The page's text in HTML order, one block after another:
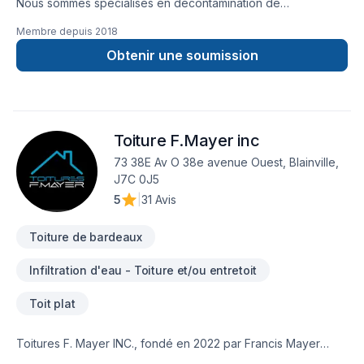
Nous sommes spécialisés en décontamination de
l'isolation. Nous couvrons principalement la Montérégie,
Estrie, Centre du Québec, Grand Montréal, Rive-Nord et
Lanaudière mais aussi, sur demande, dans d'autres régions
agents immobiliers. Nous nous déplaçons gratuitement pour
évaluer sur place vos projets de travaux. N'hésitez pas à
communiquer avec nous pour le meilleur service possible!
Membre depuis 2018
Obtenir une soumission
Toiture F.Mayer inc
73 38E Av O 38e avenue Ouest, Blainville,
J7C 0J5
5
31 Avis
Toiture de bardeaux
Infiltration d'eau - Toiture et/ou entretoit
Toit plat
Toitures F. Mayer INC., fondé en 2022 par Francis Mayer